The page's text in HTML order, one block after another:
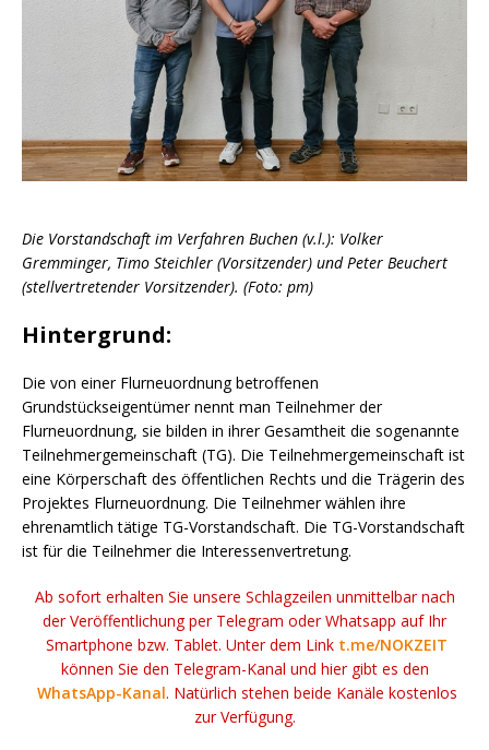
Die Vorstandschaft im Verfahren Buchen (v.l.): Volker
Gremminger, Timo Steichler (Vorsitzender) und Peter Beuchert
(stellvertretender Vorsitzender). (Foto: pm)
Hintergrund:
Die von einer Flurneuordnung betroffenen
Grundstückseigentümer nennt man Teilnehmer der
Flurneuordnung, sie bilden in ihrer Gesamtheit die sogenannte
Teilnehmergemeinschaft (TG). Die Teilnehmergemeinschaft ist
eine Körperschaft des öffentlichen Rechts und die Trägerin des
Projektes Flurneuordnung. Die Teilnehmer wählen ihre
ehrenamtlich tätige TG-Vorstandschaft. Die TG-Vorstandschaft
ist für die Teilnehmer die Interessenvertretung.
Ab sofort erhalten Sie unsere Schlagzeilen unmittelbar nach
der Veröffentlichung per Telegram oder Whatsapp auf Ihr
Smartphone bzw. Tablet. Unter dem Link t.me/NOKZEIT
können Sie den Telegram-Kanal und hier gibt es den
WhatsApp-Kanal. Natürlich stehen beide Kanäle kostenlos
zur Verfügung.